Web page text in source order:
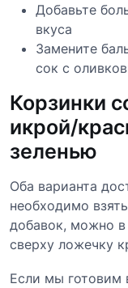
Добавьте
вкуса
Замените
сок с
Корзинки
икрой/
зеленью
Оба варианта
необходимо
добавок, можно в
сверху ложечку
Если мы готовим